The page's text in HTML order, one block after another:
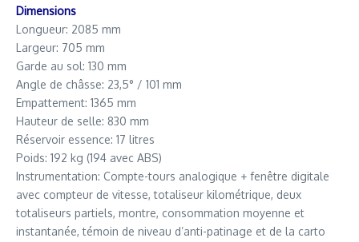
Dimensions
Longueur: 2085 mm
Largeur: 705 mm
Garde au sol: 130 mm
Angle de châsse: 23,5° / 101 mm
Empattement: 1365 mm
Hauteur de selle: 830 mm
Réservoir essence: 17 litres
Poids: 192 kg (194 avec ABS)
Instrumentation: Compte-tours analogique + fenêtre digitale
avec compteur de vitesse, totaliseur kilométrique, deux
totaliseurs partiels, montre, consommation moyenne et
instantanée, témoin de niveau d’anti-patinage et de la carto